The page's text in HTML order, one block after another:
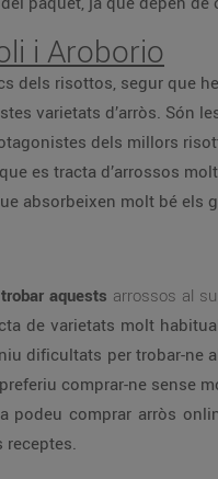
i Aroborio
dels risottos, segur que
varietats d’arròs. Són
dels millors
es tracta d’arrossos molt
absorbeixen molt bé els
aquests arrossos al
de varietats molt
dificultats per trobar-ne
comprar-ne sense
podeu comprar arròs
receptes.